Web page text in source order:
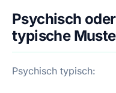
Psychisch
typische
Psychisch typisch: